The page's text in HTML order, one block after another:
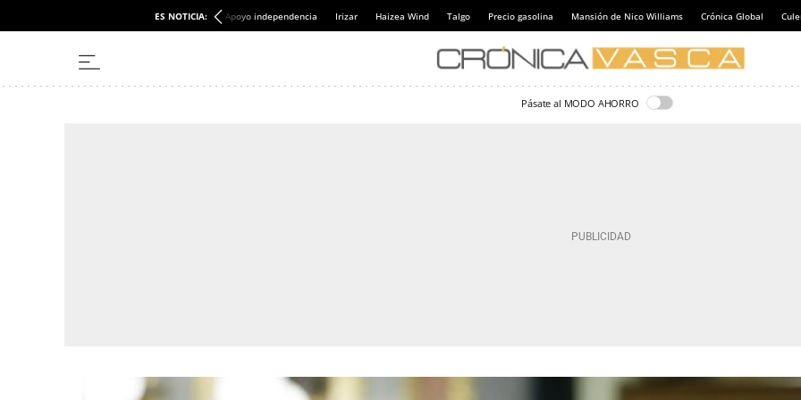
ES NOTICIA: Apoyo independencia Irizar Haizea Wind Talgo Precio gasolina Mansión de Nico Williams Crónica Global
Pásate al MODO AHORRO